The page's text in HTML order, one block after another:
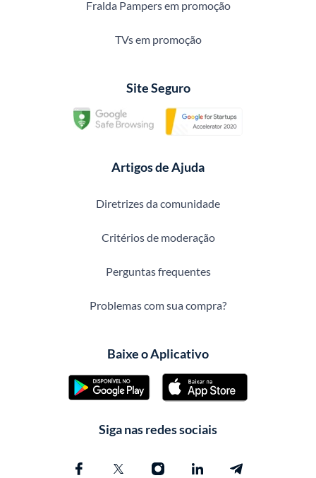
Fralda Pampers em promoção
TVs em promoção
Site Seguro
Artigos de Ajuda
Diretrizes da comunidade
Critérios de moderação
Perguntas frequentes
Problemas com sua compra?
Baixe o Aplicativo
Siga nas redes sociais